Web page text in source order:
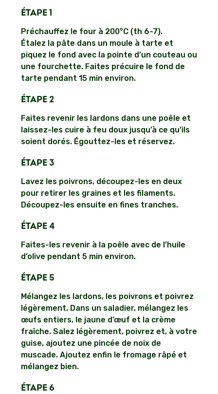
ÉTAPE 1
Préchauffez le four à 200°C (th 6-7).
Étalez la pâte dans un moule à tarte et
piquez le fond avec la pointe d’un couteau ou
une fourchette. Faites précuire le fond de
tarte pendant 15 min environ.
ÉTAPE 2
Faites revenir les lardons dans une poêle et
laissez-les cuire à feu doux jusqu’à ce qu’ils
soient dorés. Égouttez-les et réservez.
ÉTAPE 3
Lavez les poivrons, découpez-les en deux
pour retirer les graines et les filaments.
Découpez-les ensuite en fines tranches.
ÉTAPE 4
Faites-les revenir à la poêle avec de l’huile
d’olive pendant 5 min environ.
ÉTAPE 5
Mélangez les lardons, les poivrons et poivrez
légèrement. Dans un saladier, mélangez les
œufs entiers, le jaune d’œuf et la crème
fraîche. Salez légèrement, poivrez et, à votre
guise, ajoutez une pincée de noix de
muscade. Ajoutez enfin le fromage râpé et
mélangez bien.
ÉTAPE 6